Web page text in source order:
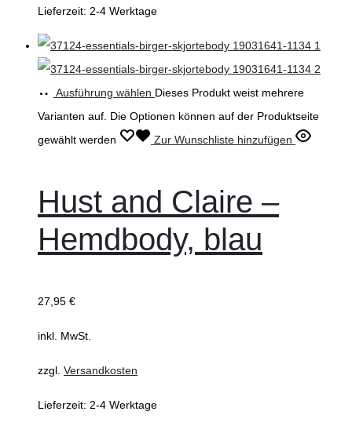
Lieferzeit: 2-4 Werktage
Ausführung wählen Dieses Produkt weist mehrere
Varianten auf. Die Optionen können auf der Produktseite
gewählt werden
Zur Wunschliste hinzufügen
Hust and Claire –
Hemdbody, blau
27,95 €
inkl. MwSt.
zzgl. Versandkosten
Lieferzeit: 2-4 Werktage